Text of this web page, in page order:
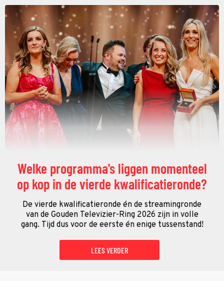
Welke programma's liggen momenteel
op kop in de vierde kwalificatieronde?
De vierde kwalificatieronde én de streamingronde
van de Gouden Televizier-Ring 2026 zijn in volle
gang. Tijd dus voor de eerste én enige tussenstand!
LEES VERDER